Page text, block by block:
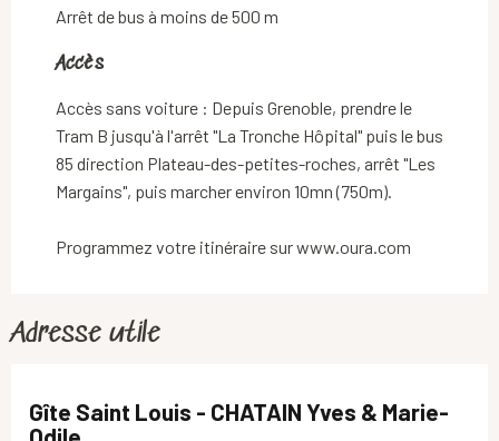
Arrêt de bus à moins de 500 m
Accès
Accès
Accès sans voiture : Depuis Grenoble, prendre le
Tram B jusqu'à l'arrêt "La Tronche Hôpital" puis le bus
85 direction Plateau-des-petites-roches, arrêt "Les
Margains", puis marcher environ 10mn (750m).
Programmez votre itinéraire sur www.oura.com
Adresse utile
Gîte Saint Louis - CHATAIN Yves & Marie-
Odile